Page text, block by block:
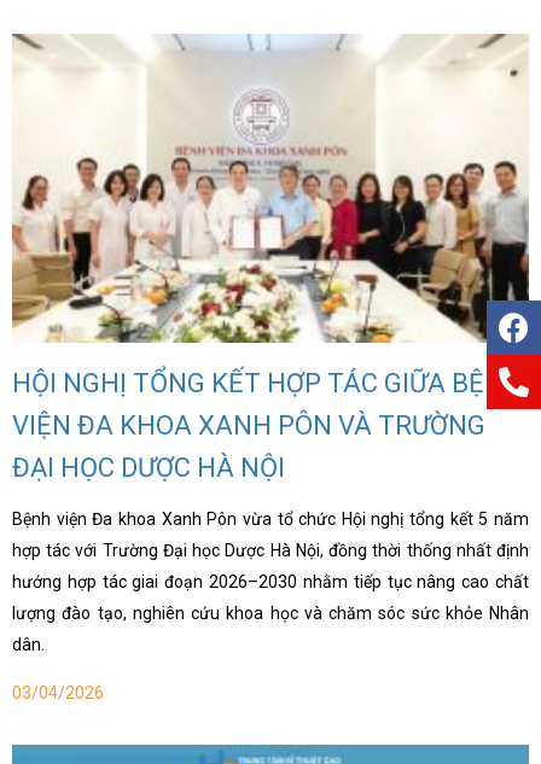
HỘI NGHỊ TỔNG KẾT HỢP TÁC GIỮA BỆNH
VIỆN ĐA KHOA XANH PÔN VÀ TRƯỜNG
ĐẠI HỌC DƯỢC HÀ NỘI
Bệnh viện Đa khoa Xanh Pôn vừa tổ chức Hội nghị tổng kết 5 năm
hợp tác với Trường Đại học Dược Hà Nội, đồng thời thống nhất định
hướng hợp tác giai đoạn 2026–2030 nhằm tiếp tục nâng cao chất
lượng đào tạo, nghiên cứu khoa học và chăm sóc sức khỏe Nhân
dân.
03/04/2026